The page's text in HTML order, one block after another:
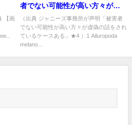
【画
者でない可能性が高い方々が虚
偽の話をされているケースあ
る」
（出典 ジャニーズ事務所が声明「被害者
でない可能性が高い方々が虚偽の話をされ
ているケースある」★4 ）1 Ailuropoda
melano...